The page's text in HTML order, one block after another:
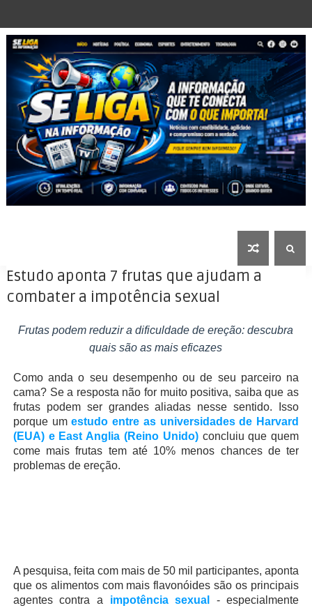
Estudo aponta 7 frutas que ajudam a
combater a impotência sexual
Frutas podem reduzir a dificuldade de ereção: descubra
quais são as mais eficazes
Como anda o seu desempenho ou de seu parceiro na
cama? Se a resposta não for muito positiva, saiba que as
frutas podem ser grandes aliadas nesse sentido. Isso
porque umestudo entre as universidades de Harvard
(EUA) e East Anglia (Reino Unido) concluiu que quem
come mais frutas tem até 10% menos chances de ter
problemas de ereção.
A pesquisa, feita com mais de 50 mil participantes, aponta
que os alimentos com mais flavonóides são os principais
agentes contra a impotência sexual
- especialmente